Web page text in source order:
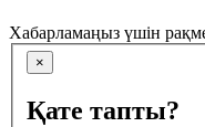
Хабарламаңыз үшін
×
Қате тапты?